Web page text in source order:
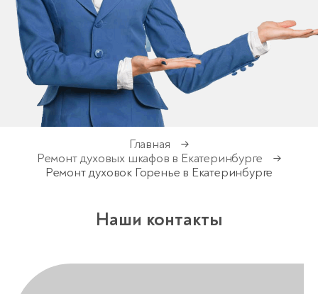
Главная
→
Ремонт духовых шкафов в Екатеринбурге
→
Ремонт духовок Горенье в Екатеринбурге
Наши контакты